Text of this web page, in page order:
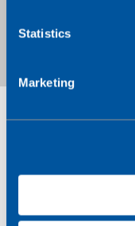
l
Statistics
Marketing
监控和管理，对
重要。这包括对